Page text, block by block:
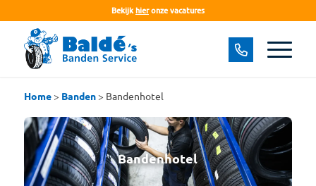
Bekijk hieronze vacatures
Home> Banden> Bandenhotel
Bandenhotel